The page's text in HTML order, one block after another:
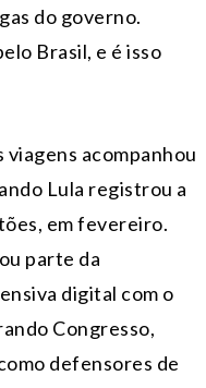
do governo.
Brasil, e é isso
acompanhou
Lula registrou a
em fevereiro.
parte da
digital com o
Congresso,
defensores de